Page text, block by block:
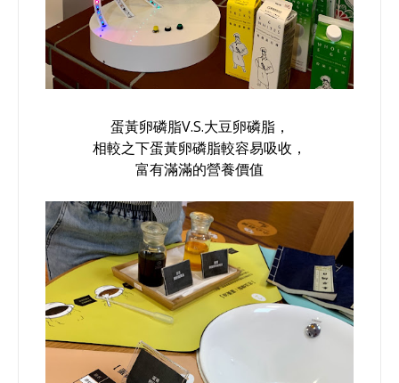
蛋黃卵磷脂V.S.大豆卵磷脂，
相較之下蛋黃卵磷脂較容易吸收，
富有滿滿的營養價值